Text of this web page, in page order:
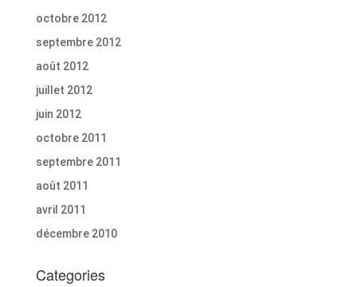
octobre 2012
septembre 2012
août 2012
juillet 2012
juin 2012
octobre 2011
septembre 2011
août 2011
avril 2011
décembre 2010
Categories